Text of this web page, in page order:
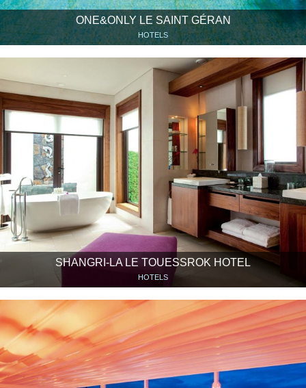
ONE&ONLY LE SAINT GÉRAN
HOTELS
SHANGRI-LA LE TOUESSROK HOTEL
HOTELS